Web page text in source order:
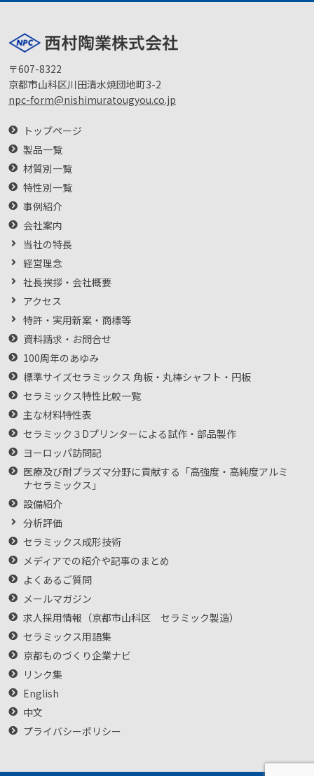
〒607-8322
京都市山科区川田清水焼団地町3-2
npc-form@nishimuratougyou.co.jp
トップページ
製品一覧
材質別一覧
特性別一覧
事例紹介
会社案内
当社の特長
経営理念
社長挨拶・会社概要
アクセス
特許・実用新案・商標等
資料請求・お問合せ
100周年のあゆみ
標準サイズセラミックス 角板・丸棒シャフト・円板
セラミックス特性比較一覧
主な材料特性表
セラミック３Dプリンターによる試作・部品製作
ヨーロッパ訪問記
医療及び耐プラズマ分野に貢献する「高強度・高純度アルミ
ナセラミックス」
設備紹介
分析評価
セラミックス成形技術
メディアでの紹介や記事のまとめ
よくあるご質問
メールマガジン
求人採用情報（京都市山科区 セラミック製造）
セラミックス用語集
京都ものづくり企業ナビ
リンク集
English
中文
プライバシーポリシー